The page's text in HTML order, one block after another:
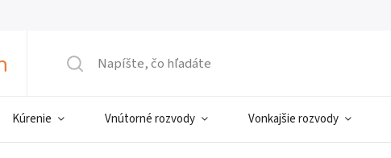
Kúrenie Vnútorné rozvody Vonkajšie rozvody